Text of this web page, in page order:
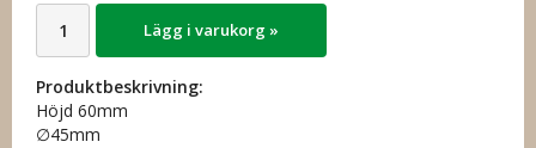
Lägg i varukorg »
Produktbeskrivning:
Höjd 60mm
∅45mm